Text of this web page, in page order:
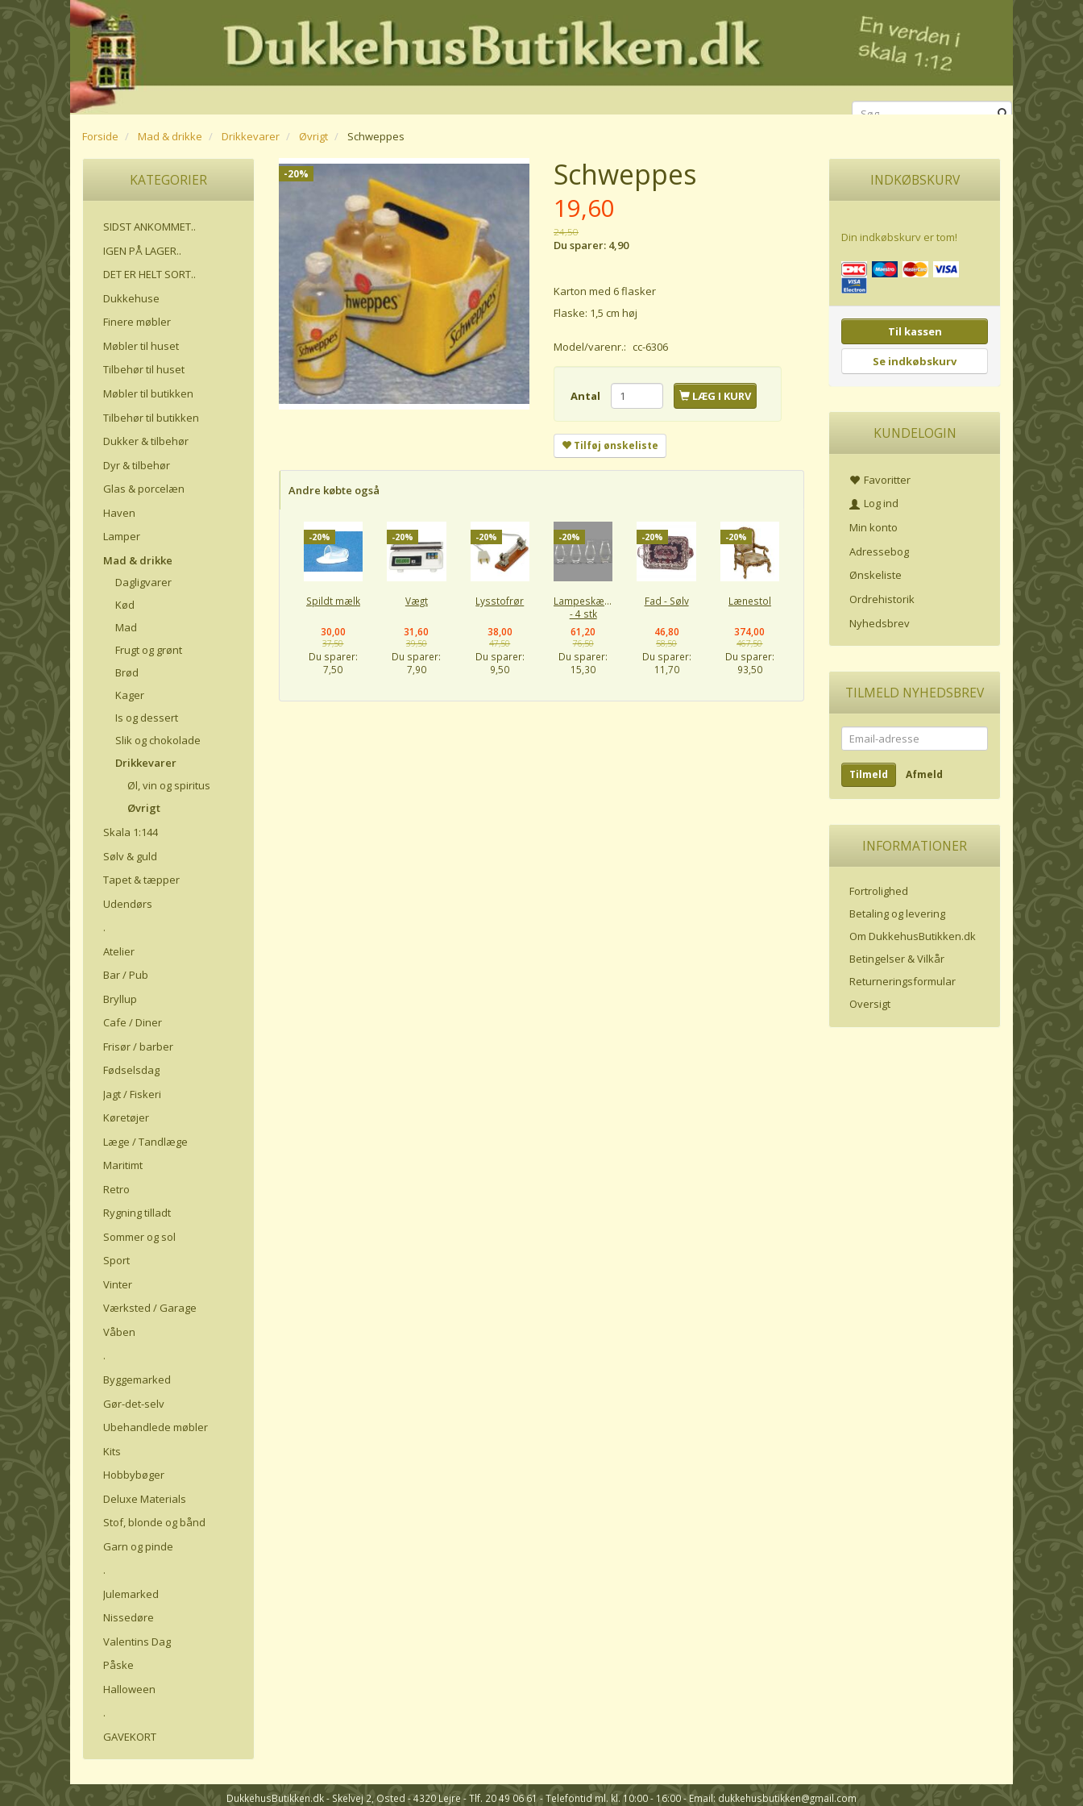
Forside Mad & drikke Drikkevarer Øvrigt Schweppes
KATEGORIER
SIDST ANKOMMET..
IGEN PÅ LAGER..
DET ER HELT SORT..
Dukkehuse
Finere møbler
Møbler til huset
Tilbehør til huset
Møbler til butikken
Tilbehør til butikken
Dukker & tilbehør
Dyr & tilbehør
Glas & porcelæn
Haven
Lamper
Mad & drikke
Dagligvarer
Kød
Mad
Frugt og grønt
Brød
Kager
Is og dessert
Slik og chokolade
Drikkevarer
Øl, vin og spiritus
Øvrigt
Skala 1:144
Sølv & guld
Tapet & tæpper
Udendørs
.
Atelier
Bar / Pub
Bryllup
Cafe / Diner
Frisør / barber
Fødselsdag
Jagt / Fiskeri
Køretøjer
Læge / Tandlæge
Maritimt
Retro
Rygning tilladt
Sommer og sol
Sport
Vinter
Værksted / Garage
Våben
.
Byggemarked
Gør-det-selv
Ubehandlede møbler
Kits
Hobbybøger
Deluxe Materials
Stof, blonde og bånd
Garn og pinde
.
Julemarked
Nissedøre
Valentins Dag
Påske
Halloween
.
GAVEKORT
-20% Schweppes
19,60
24,50
Du sparer: 4,90
Karton med 6 flasker
Flaske: 1,5 cm høj
Model/varenr.: cc-6306
Antal LÆG I KURV
Tilføj ønskeliste
Andre købte også
-20%
Spildt mælk
30,00
37,50
Du sparer:
7,50
-20%
Vægt
31,60
39,50
Du sparer:
7,90
-20%
Lysstofrør
38,00
47,50
Du sparer:
9,50
-20%
Lampeskærme
- 4 stk
61,20
76,50
Du sparer:
15,30
-20%
Fad - Sølv
46,80
58,50
Du sparer:
11,70
-20%
Lænestol
374,00
467,50
Du sparer:
93,50
INDKØBSKURV
Din indkøbskurv er tom!
Til kassen
Se indkøbskurv
KUNDELOGIN
Favoritter
Log ind
Min konto
Adressebog
Ønskeliste
Ordrehistorik
Nyhedsbrev
TILMELD NYHEDSBREV
Email-
adresse
Tilmeld Afmeld
INFORMATIONER
Fortrolighed
Betaling og levering
Om DukkehusButikken.dk
Betingelser & Vilkår
Returneringsformular
Oversigt
DukkehusButikken.dk - Skelvej 2, Osted - 4320 Lejre - Tlf. 20 49 06 61 - Telefontid ml. kl. 10:00 - 16:00 - Email: dukkehusbutikken@gmail.com